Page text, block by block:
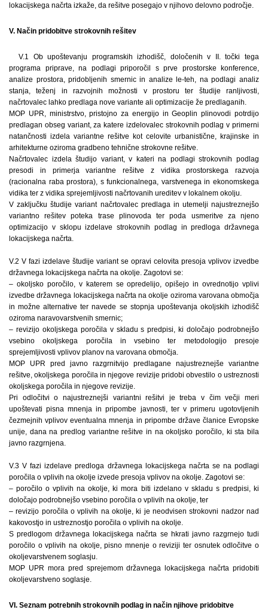
lokacijskega načrta izkaže, da rešitve posegajo v njihovo delovno področje.
V. Način pridobitve strokovnih rešitev
V.1 Ob upoštevanju programskih izhodišč, določenih v II. točki tega
programa priprave, na podlagi priporočil s prve prostorske konference,
analize prostora, pridobljenih smernic in analize le-teh, na podlagi analiz
stanja, teženj in razvojnih možnosti v prostoru ter študije ranljivosti,
načrtovalec lahko predlaga nove variante ali optimizacije že predlaganih.
MOP UPR, ministrstvo, pristojno za energijo in Geoplin plinovodi potrdijo
predlagan obseg variant, za katere izdelovalec strokovnih podlag v primerni
natančnosti izdela variantne rešitve kot celovite urbanistične, krajinske in
arhitekturne oziroma gradbeno tehnične strokovne rešitve.
Načrtovalec izdela študijo variant, v kateri na podlagi strokovnih podlag
presodi in primerja variantne rešitve z vidika prostorskega razvoja
(racionalna raba prostora), s funkcionalnega, varstvenega in ekonomskega
vidika ter z vidika sprejemljivosti načrtovanih ureditev v lokalnem okolju.
V zaključku študije variant načrtovalec predlaga in utemelji najustreznejšo
variantno rešitev poteka trase plinovoda ter poda usmeritve za njeno
optimizacijo v sklopu izdelave strokovnih podlag in predloga državnega
lokacijskega načrta.
V.2 V fazi izdelave študije variant se opravi celovita presoja vplivov izvedbe
državnega lokacijskega načrta na okolje. Zagotovi se:
– okoljsko poročilo, v katerem se opredelijo, opišejo in ovrednotijo vplivi
izvedbe državnega lokacijskega načrta na okolje oziroma varovana območja
in možne alternative ter navede se stopnja upoštevanja okoljskih izhodišč
oziroma naravovarstvenih smernic;
– revizijo okoljskega poročila v skladu s predpisi, ki določajo podrobnejšo
vsebino okoljskega poročila in vsebino ter metodologijo presoje
sprejemljivosti vplivov planov na varovana območja.
MOP UPR pred javno razgrnitvijo predlagane najustreznejše variantne
rešitve, okoljskega poročila in njegove revizije pridobi obvestilo o ustreznosti
okoljskega poročila in njegove revizije.
Pri odločitvi o najustreznejši variantni rešitvi je treba v čim večji meri
upoštevati pisna mnenja in pripombe javnosti, ter v primeru ugotovljenih
čezmejnih vplivov eventualna mnenja in pripombe države članice Evropske
unije, dana na predlog variantne rešitve in na okoljsko poročilo, ki sta bila
javno razgrnjena.
V.3 V fazi izdelave predloga državnega lokacijskega načrta se na podlagi
poročila o vplivih na okolje izvede presoja vplivov na okolje. Zagotovi se:
– poročilo o vplivih na okolje, ki mora biti izdelano v skladu s predpisi, ki
določajo podrobnejšo vsebino poročila o vplivih na okolje, ter
– revizijo poročila o vplivih na okolje, ki je neodvisen strokovni nadzor nad
kakovostjo in ustreznostjo poročila o vplivih na okolje.
S predlogom državnega lokacijskega načrta se hkrati javno razgrnejo tudi
poročilo o vplivih na okolje, pisno mnenje o reviziji ter osnutek odločitve o
okoljevarstvenem soglasju.
MOP UPR mora pred sprejemom državnega lokacijskega načrta pridobiti
okoljevarstveno soglasje.
VI. Seznam potrebnih strokovnih podlag in način njihove pridobitve